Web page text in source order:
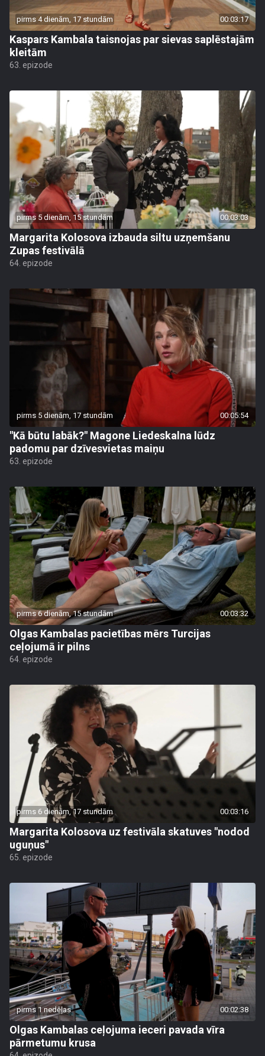
pirms 4 dienām, 17 stundām 00:03:17
Kaspars Kambala taisnojas par sievas saplēstajām
kleitām
63. epizode
pirms 5 dienām, 15 stundām 00:03:03
Margarita Kolosova izbauda siltu uzņemšanu
Zupas festivālā
64. epizode
pirms 5 dienām, 17 stundām 00:05:54
"Kā būtu labāk?" Magone Liedeskalna lūdz
padomu par dzīvesvietas maiņu
63. epizode
pirms 6 dienām, 15 stundām 00:03:32
Olgas Kambalas pacietības mērs Turcijas
ceļojumā ir pilns
64. epizode
pirms 6 dienām, 17 stundām 00:03:16
Margarita Kolosova uz festivāla skatuves "nodod
uguņus"
65. epizode
pirms 1 nedēļas 00:02:38
Olgas Kambalas ceļojuma ieceri pavada vīra
pārmetumu krusa